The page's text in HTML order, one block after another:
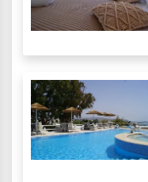
Κασσάνδρα
Κατερίνη
Κέα - Τζιά
Κερατέα